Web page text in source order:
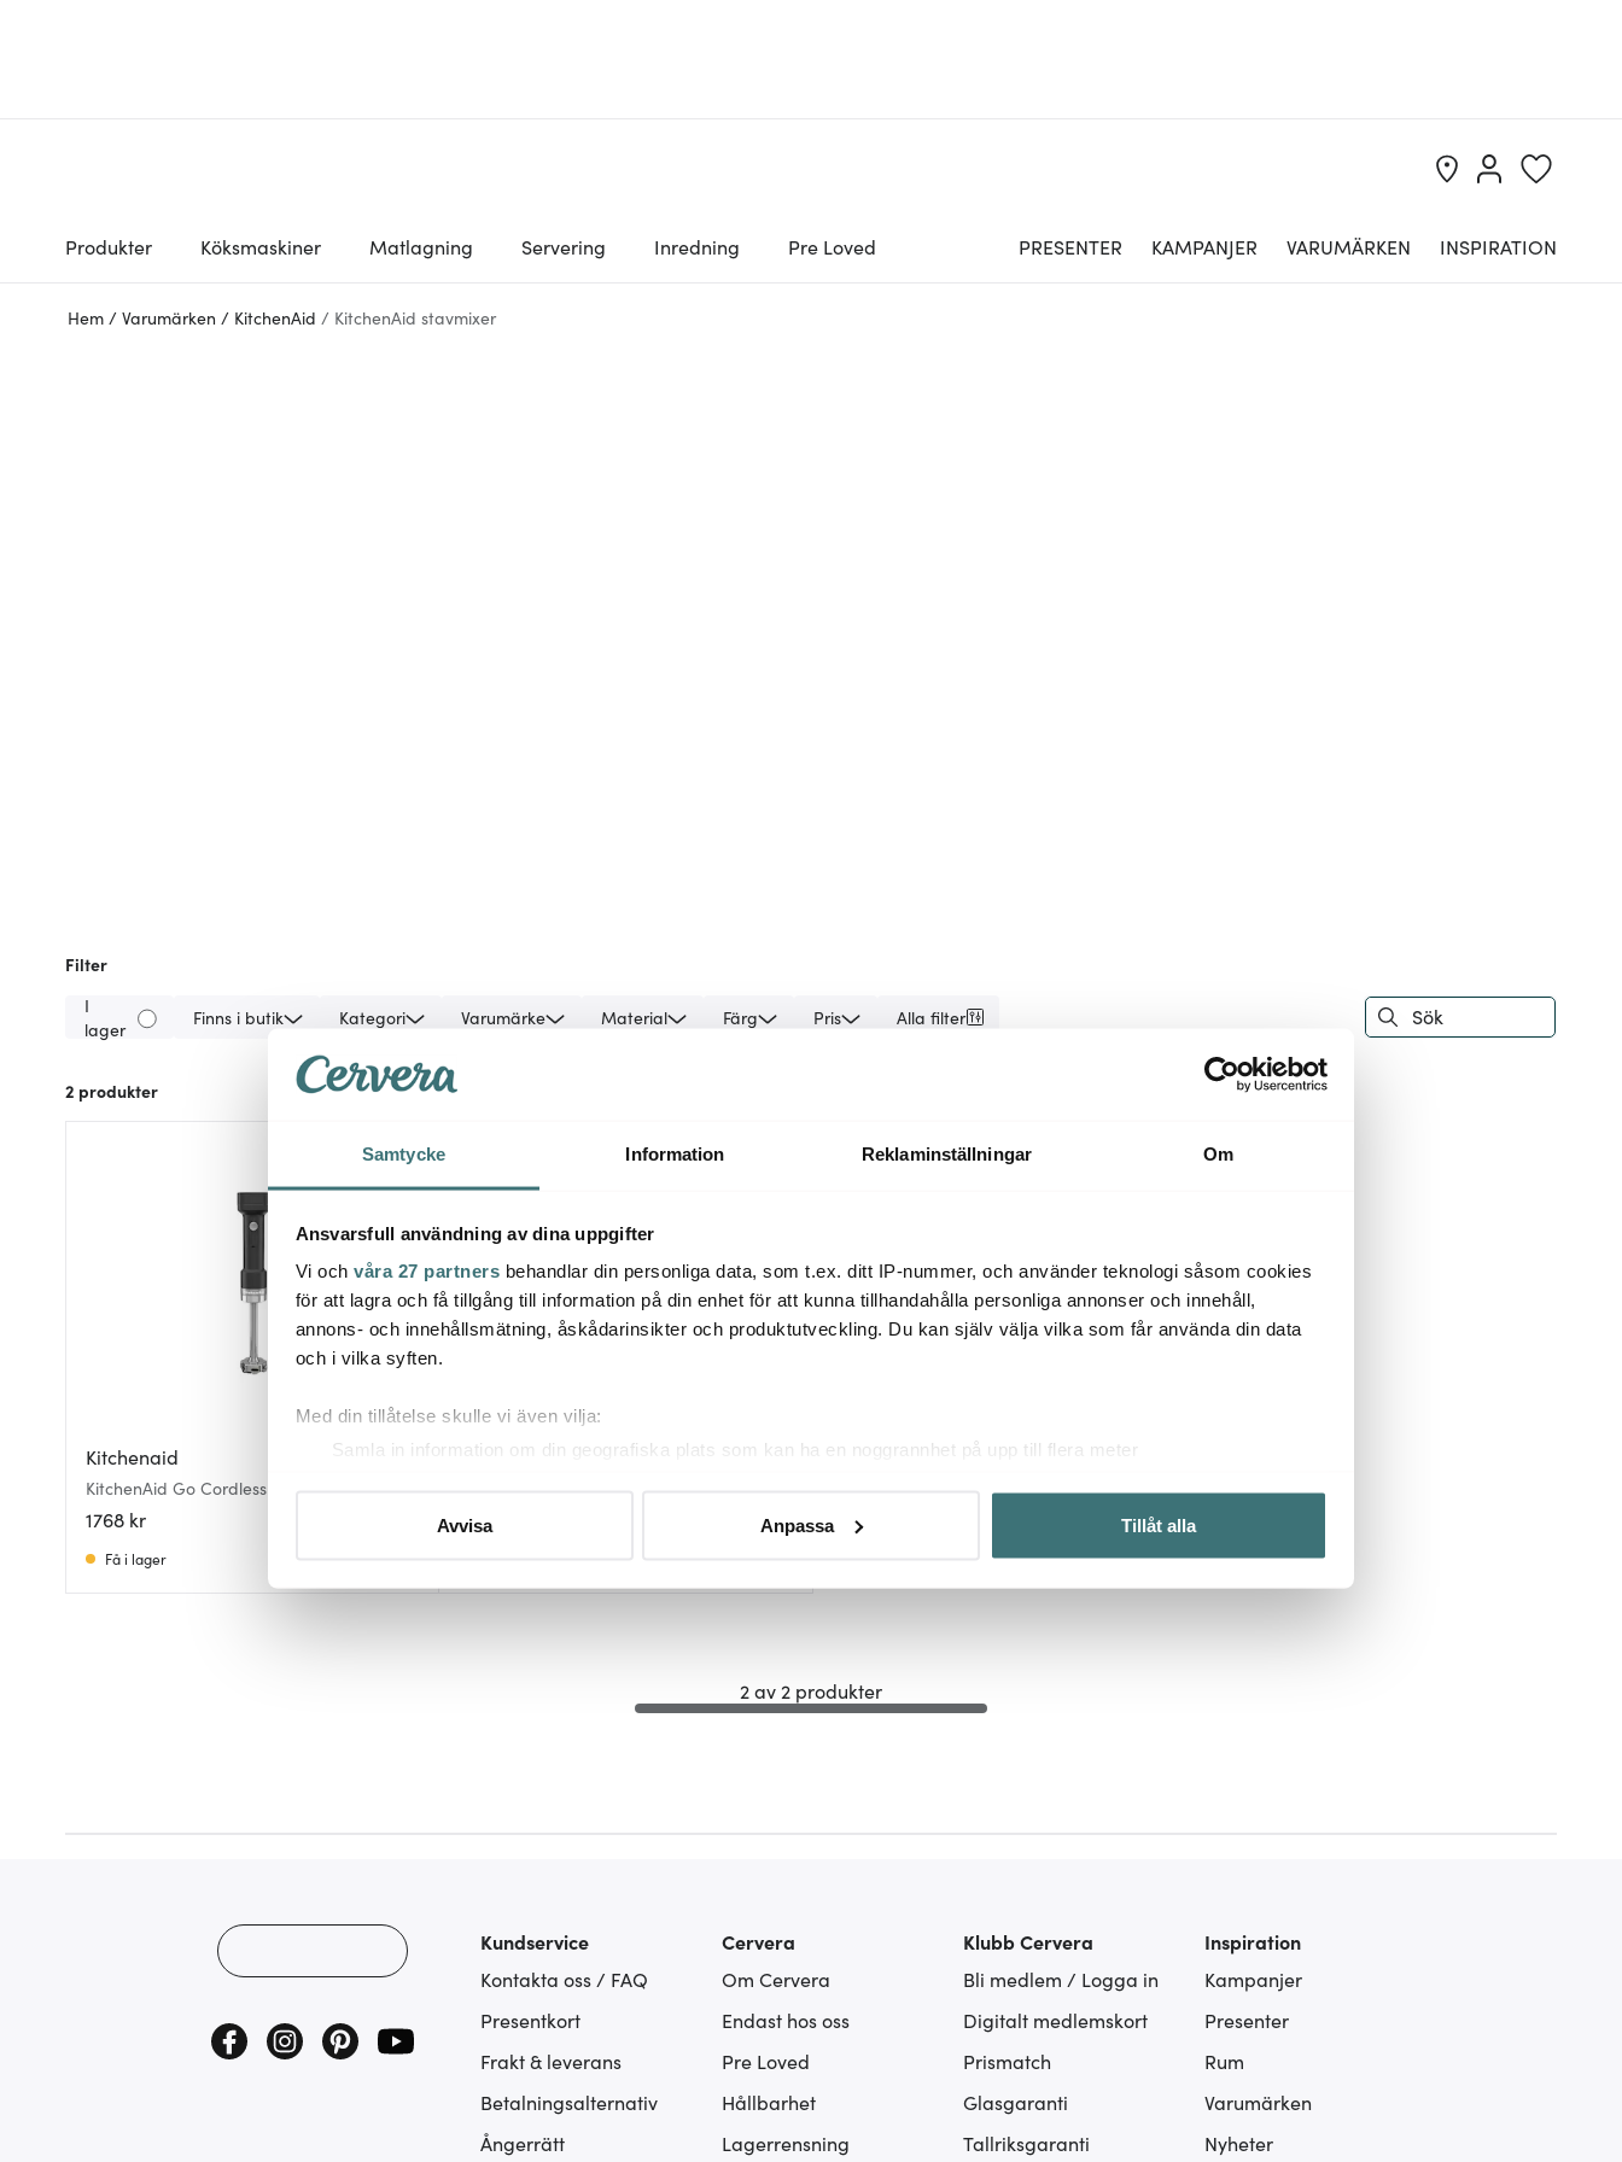
Samtycke Information Reklaminställningar Om
Ansvarsfull användning av dina uppgifter
Vi och våra 27 partners behandlar din personliga data, som t.ex. ditt IP-nummer, och använder teknologi såsom cookies
för att lagra och få tillgång till information på din enhet för att kunna tillhandahålla personliga annonser och innehåll,
annons- och innehållsmätning, åskådarinsikter och produktutveckling. Du kan själv välja vilka som får använda din data
och i vilka syften.
Med din tillåtelse skulle vi även vilja:
Samla in information om din geografiska plats som kan ha en noggrannhet på upp till flera meter
detaljsektionen
eller dra tillbaka ditt samtycke när som helst från cookie-förklaringen.
Vi använder cookies för att innehållet och annonserna ska anpassas efter det som vi tror att du tycker om. Det gör också
Avvisa Anpassa Tillåt alla
Produkter Köksmaskiner Matlagning Servering Inredning Pre Loved PRESENTER KAMPANJER VARUMÄRKEN INSPIRATION
Hem / Varumärken / KitchenAid / KitchenAid stavmixer
Filter
I
lager
Finns i butik Kategori Varumärke Material Färg Pris Alla filter
2 produkter
Kitchenaid
KitchenAid Go Cordless Stavmixer
5KHBRV00BM utan batteri Mattsvart
1768 kr
Få i lager
Kitchenaid
1946 kr
2 av 2 produkter
Kundservice
Kontakta oss / FAQ
Presentkort
Frakt & leverans
Betalningsalternativ
Ångerrätt
Cervera
Om Cervera
Endast hos oss
Pre Loved
Hållbarhet
Lagerrensning
Klubb Cervera
Bli medlem / Logga in
Digitalt medlemskort
Prismatch
Glasgaranti
Tallriksgaranti
Inspiration
Kampanjer
Presenter
Rum
Varumärken
Nyheter